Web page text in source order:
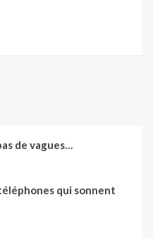
de vagues…
qui sonnent